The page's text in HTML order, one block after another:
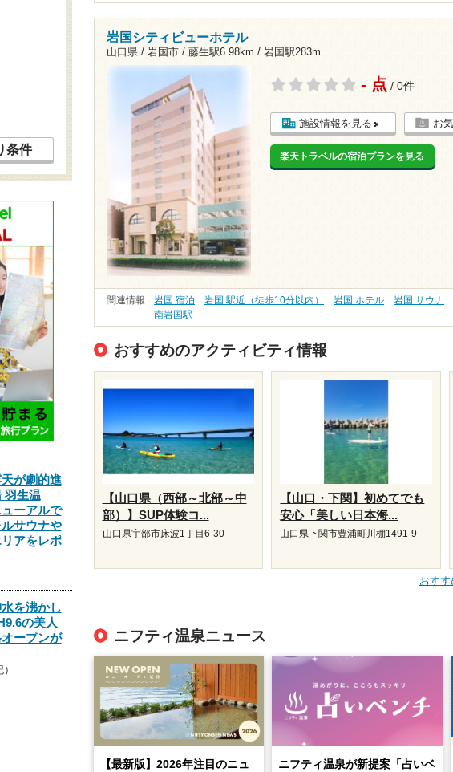
岩国シティビューホテル
山口県 / 岩国市 / 藤生駅6.98km / 岩国駅283m
- 点 / 0件
施設情報を見る お
楽天トラベルの宿泊プランを見る
関連情報 岩国 宿泊 岩国 駅近（徒歩10分以内） 岩国 ホテル 岩国 サウナ
南岩国駅
おすすめのアクティビティ情報
【山口県（西部～北部～中
部）】SUP体験コ...
山口県宇部市床波1丁目6-30
【山口・下関】初めてでも
安心「美しい日本海...
山口県下関市豊浦町川棚1491-9
おす
ニフティ温泉ニュース
【最新版】2026年注目のニュ
ニフティ温泉が新提案「占いベ
条件
が劇的進
羽生温
ーアルで
サウナや
アをレポ
を沸かし
の美人
ープンが